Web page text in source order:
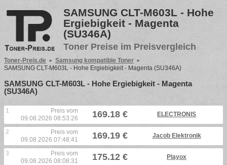
SAMSUNG CLT-M603L - Hohe
Ergiebigkeit - Magenta
(SU346A)
Toner Preise im Preisvergleich
Toner-Preis.de
Samsung kompatible Toner
SAMSUNG CLT-M603L - Hohe Ergiebigkeit - Magenta (SU346A)
SAMSUNG CLT-M603L - Hohe Ergiebigkeit - Magenta
(SU346A)
1
Preis vom
09.08.2026 08:53:26
169.18 € ELECTRONIS
2
Preis vom
09.08.2026 07:48:41
169.19 € Jacob Elektronik
3
Preis vom
09.08.2026 08:08:31
175.12 € Playox